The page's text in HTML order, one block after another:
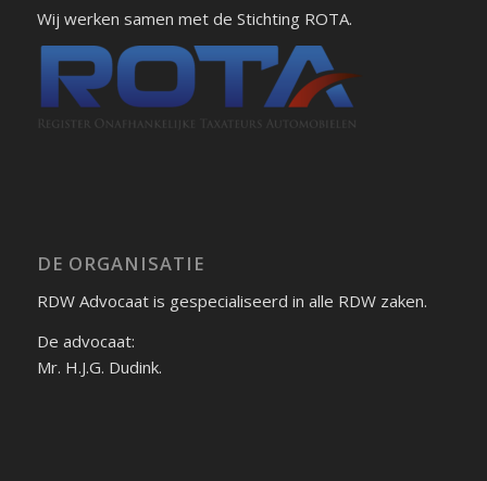
Wij werken samen met de Stichting ROTA.
DE ORGANISATIE
RDW Advocaat is gespecialiseerd in alle RDW zaken.
De advocaat:
Mr. H.J.G. Dudink.